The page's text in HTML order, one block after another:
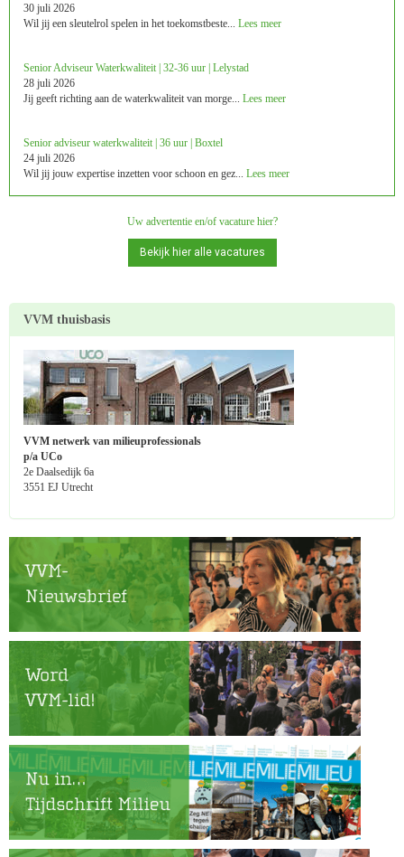
30 juli 2026
Wil jij een sleutelrol spelen in het toekomstbeste... Lees meer
Senior Adviseur Waterkwaliteit | 32-36 uur | Lelystad
28 juli 2026
Jij geeft richting aan de waterkwaliteit van morge... Lees meer
Senior adviseur waterkwaliteit | 36 uur | Boxtel
24 juli 2026
Wil jij jouw expertise inzetten voor schoon en gez... Lees meer
Uw advertentie en/of vacature hier?
Bekijk hier alle vacatures
VVM thuisbasis
VVM netwerk van milieuprofessionals
p/a UCo
2e Daalsedijk 6a
3551 EJ Utrecht